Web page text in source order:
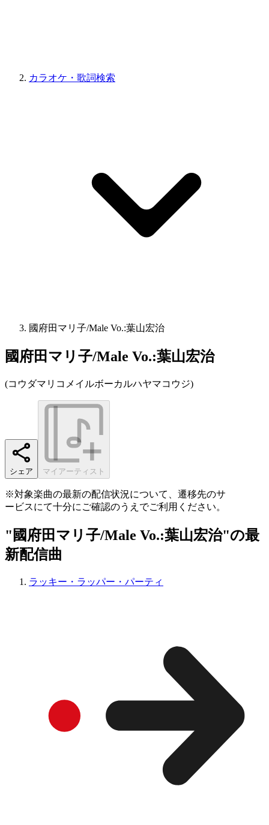
カラオケ・歌詞検索
國府田マリ子/Male Vo.:葉山宏治
國府田マリ子/Male Vo.:葉山宏治
(コウダマリコメイルボーカルハヤマコウジ)
シェア マイアーティスト
※対象楽曲の最新の配信状況について、遷移先のサ
ービスにて十分にご確認のうえでご利用ください。
"國府田マリ子/Male Vo.:葉山宏治"の最
新配信曲
ラッキー・ラッパー・パーティ